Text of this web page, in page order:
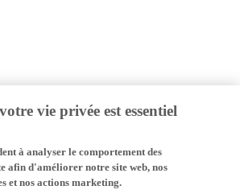
vie privée est essentiel
à analyser le comportement des
afin d'améliorer notre site web, nos
et nos actions marketing.